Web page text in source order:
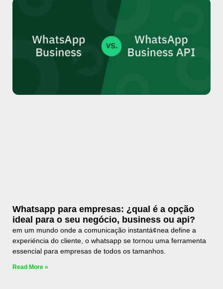
Whatsapp para empresas: ¿qual é a opção
ideal para o seu negócio, business ou api?
em um mundo onde a comunicação instantá¢nea define a
experiéncia do cliente, o whatsapp se tornou uma ferramenta
essencial para empresas de todos os tamanhos.
Read More »